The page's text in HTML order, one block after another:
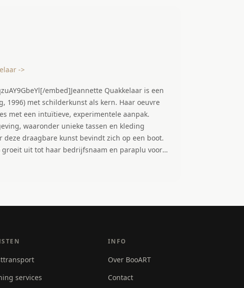
->
embed]Jeannette Quakkelaar is een
1996) met schilderkunst als kern. Haar oeuvre
met een intuïtieve, experimentele aanpak.
waaronder unieke tassen en kleding
draagbare kunst bevindt zich op een boot.
groeit uit tot haar bedrijfsnaam en paraplu voor
schilderworkshops in een bijzondere
services
INFO
Over BooART
Contact